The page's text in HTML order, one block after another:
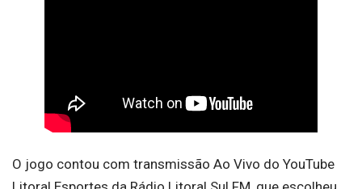
O jogo contou com transmissão Ao Vivo do YouTube